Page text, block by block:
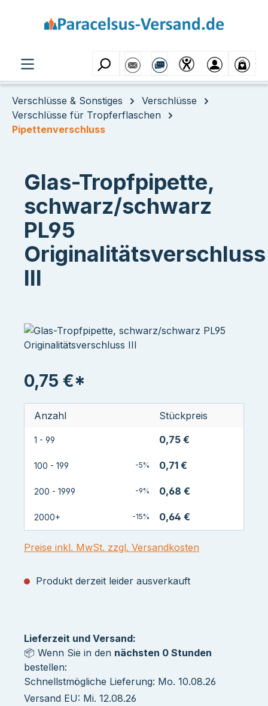
Verschlüsse & Sonstiges
Verschlüsse
Verschlüsse für Tropferflaschen
Pipettenverschluss
Glas-Tropfpipette,
schwarz/schwarz
PL95
Originalitätsverschluss
III
0,75 €*
Anzahl Stückpreis
1 - 99 0,75 €
100 - 199 -5% 0,71 €
200 - 1999 -9% 0,68 €
2000+ -15% 0,64 €
Preise inkl. MwSt. zzgl. Versandkosten
Produkt derzeit leider ausverkauft
Lieferzeit und Versand:
📦 Wenn Sie in den nächsten 0 Stunden
bestellen:
Schnellstmögliche Lieferung: Mo. 10.08.26
Versand EU: Mi. 12.08.26